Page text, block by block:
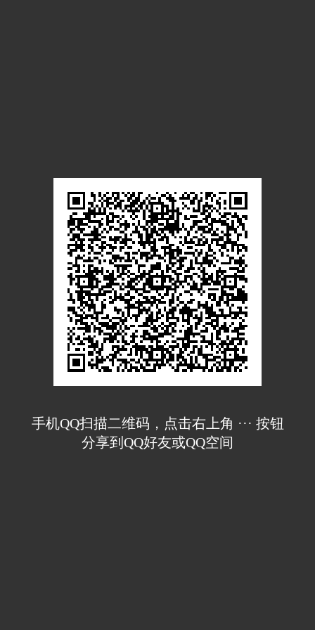
手机QQ扫描二维码，点击右上角 ··· 按钮
分享到QQ好友或QQ空间